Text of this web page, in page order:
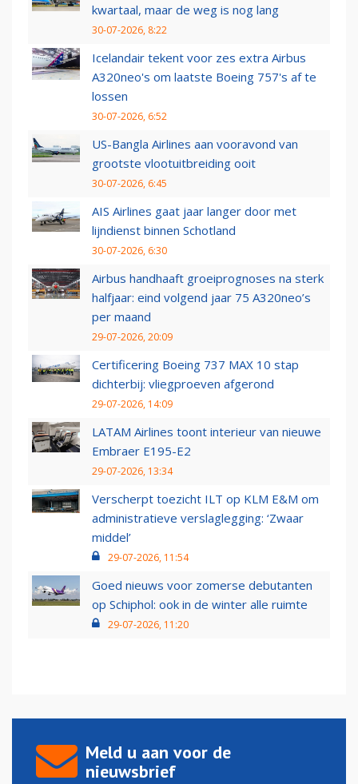
kwartaal, maar de weg is nog lang
30-07-2026, 8:22
Icelandair tekent voor zes extra Airbus
A320neo's om laatste Boeing 757's af te
lossen
30-07-2026, 6:52
US-Bangla Airlines aan vooravond van
grootste vlootuitbreiding ooit
30-07-2026, 6:45
AIS Airlines gaat jaar langer door met
lijndienst binnen Schotland
30-07-2026, 6:30
Airbus handhaaft groeiprognoses na sterk
halfjaar: eind volgend jaar 75 A320neo’s
per maand
29-07-2026, 20:09
Certificering Boeing 737 MAX 10 stap
dichterbij: vliegproeven afgerond
29-07-2026, 14:09
LATAM Airlines toont interieur van nieuwe
Embraer E195-E2
29-07-2026, 13:34
Verscherpt toezicht ILT op KLM E&M om
administratieve verslaglegging: ‘Zwaar
middel’
29-07-2026, 11:54
Goed nieuws voor zomerse debutanten
op Schiphol: ook in de winter alle ruimte
29-07-2026, 11:20
Meld u aan voor de
nieuwsbrief